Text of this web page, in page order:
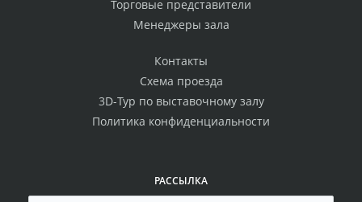
Торговые представители
Менеджеры зала
Контакты
Схема проезда
3D-Тур по выставочному залу
Политика конфиденциальности
РАССЫЛКА